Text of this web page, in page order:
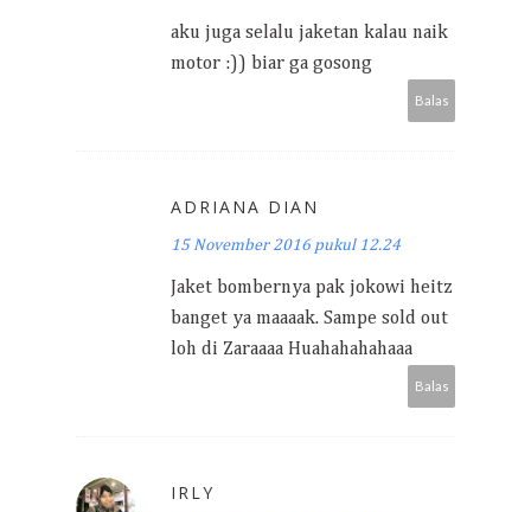
aku juga selalu jaketan kalau naik
motor :)) biar ga gosong
Balas
ADRIANA DIAN
15 November 2016 pukul 12.24
Jaket bombernya pak jokowi heitz
banget ya maaaak. Sampe sold out
loh di Zaraaaa Huahahahahaaa
Balas
IRLY